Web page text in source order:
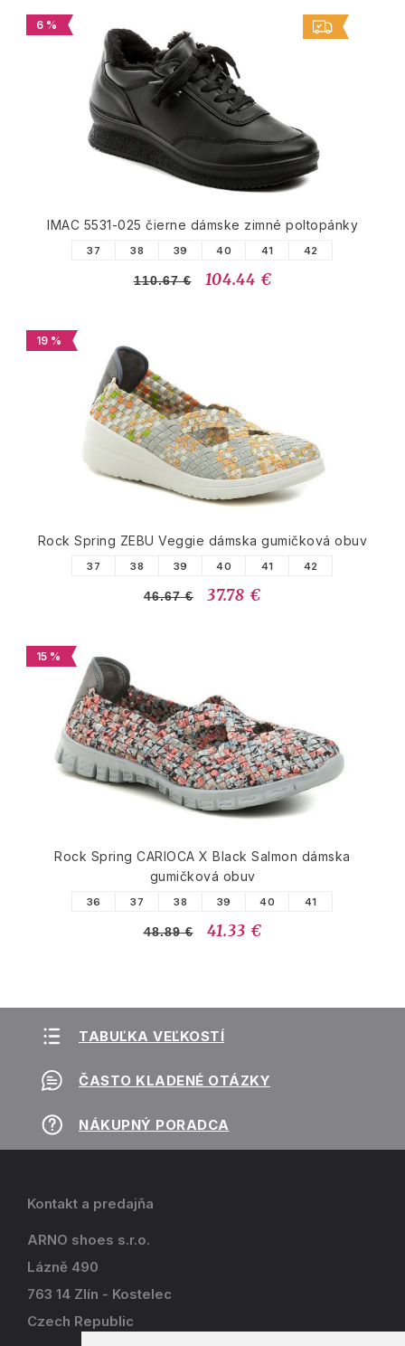
6 %
IMAC 5531-025 čierne dámske zimné poltopánky
37 38 39 40 41 42
110.67 € 104.44 €
19 %
Rock Spring ZEBU Veggie dámska gumičková obuv
37 38 39 40 41 42
46.67 € 37.78 €
15 %
Rock Spring CARIOCA X Black Salmon dámska
gumičková obuv
36 37 38 39 40 41
48.89 € 41.33 €
TABUĽKA VEĽKOSTÍ
ČASTO KLADENÉ OTÁZKY
NÁKUPNÝ PORADCA
Kontakt a predajňa
ARNO shoes s.r.o.
Lázně 490
763 14 Zlín - Kostelec
Czech Republic